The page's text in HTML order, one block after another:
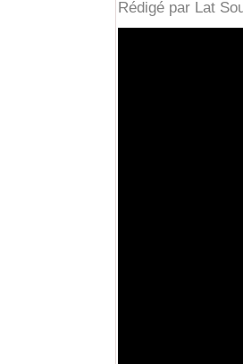
Rédigé par Lat